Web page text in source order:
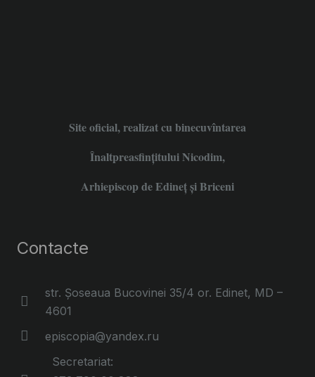
Site oficial, realizat cu binecuvîntarea
Înaltpreasfințitului Nicodim,
Arhiepiscop de Edineţ şi Briceni
Contacte
str. Șoseaua Bucovinei 35/4 or. Edinet, MD –
4601
episcopia@yandex.ru
Secretariat: